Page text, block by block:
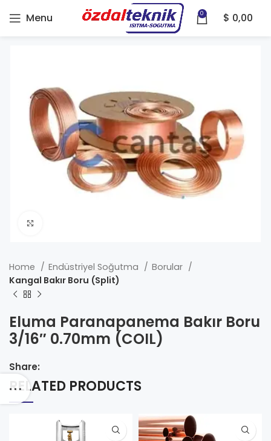
Menu 0 $ 0,00
Home Endüstriyel Soğutma
Borular
Kangal Bakır Boru (Split)
Eluma Paranapanema Bakır Boru
3/16″ 0.70mm (COIL)
Share:
RELATED PRODUCTS